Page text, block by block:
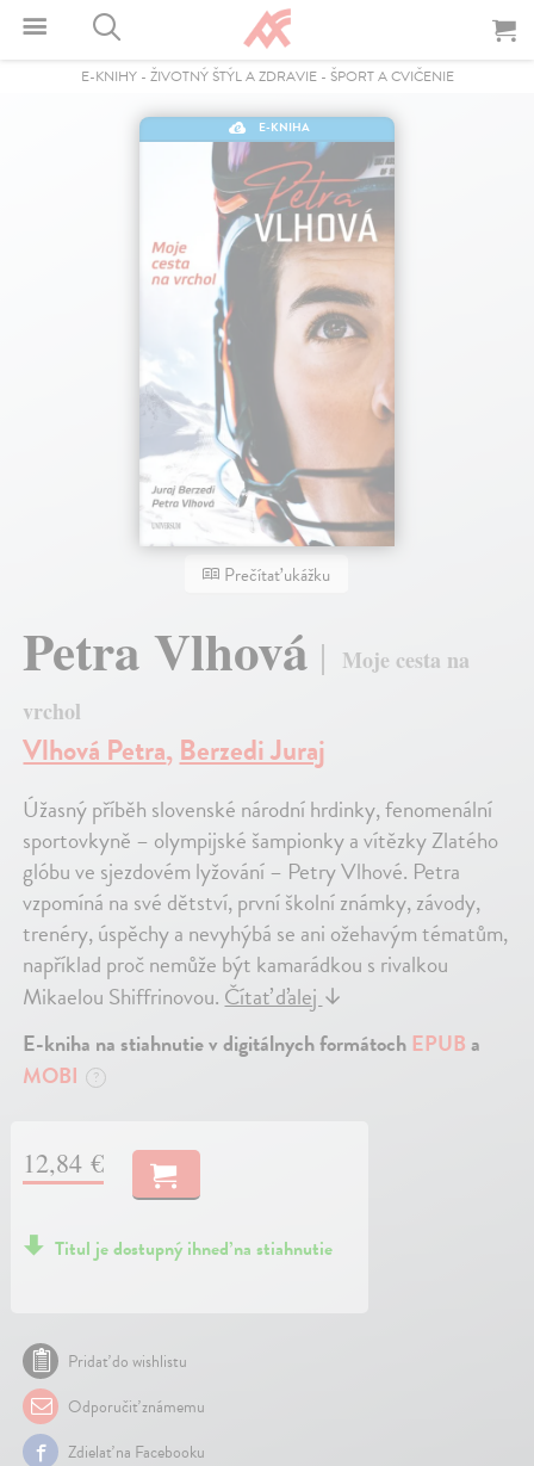
E-KNIHY- ŽIVOTNÝ ŠTÝL A ZDRAVIE- ŠPORT A CVIČENIE
E-KNIHA
Prečítať ukážku
Petra Vlhová
Moje cesta na
vrchol
Vlhová Petra,Berzedi Juraj
Úžasný příběh slovenské národní hrdinky, fenomenální
sportovkyně – olympijské šampionky a vítězky Zlatého
glóbu ve sjezdovém lyžování – Petry Vlhové. Petra
vzpomíná na své dětství, první školní známky, závody,
trenéry, úspěchy a nevyhýbá se ani ožehavým tématům,
například proč nemůže být kamarádkou s rivalkou
Mikaelou Shiffrinovou. Čítať ďalej ↓
E-kniha na stiahnutie v digitálnych formátoch EPUBa
MOBI
?
12,84 €
Titul je dostupný ihneď na stiahnutie
Pridať do wishlistu
Odporučiť známemu
Zdielať na Facebooku